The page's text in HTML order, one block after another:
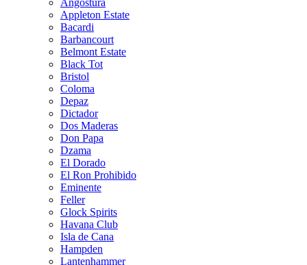
Angostura
Appleton Estate
Bacardi
Barbancourt
Belmont Estate
Black Tot
Bristol
Coloma
Depaz
Dictador
Dos Maderas
Don Papa
Dzama
El Dorado
El Ron Prohibido
Eminente
Feller
Glock Spirits
Havana Club
Isla de Cana
Hampden
Lantenhammer